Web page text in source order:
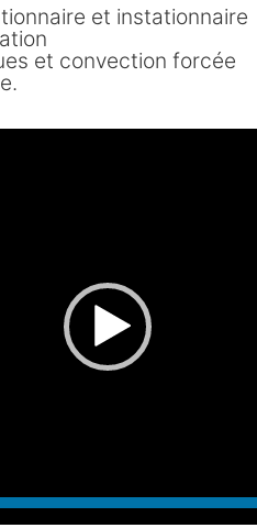
et instationnaire
et convection forcée